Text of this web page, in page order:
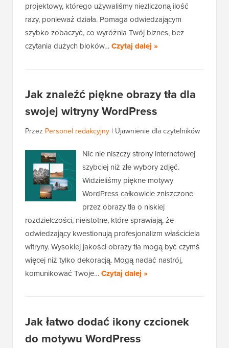
projektowy, którego używaliśmy niezliczoną ilość
razy, ponieważ działa. Pomaga odwiedzającym
szybko zobaczyć, co wyróżnia Twój biznes, bez
czytania dużych bloków…Czytaj dalej »
Jak znaleźć piękne obrazy tła dla
swojej witryny WordPress
Przez Personel redakcyjny | Ujawnienie dla czytelników
Nic nie niszczy strony internetowej
szybciej niż złe wybory zdjęć.
Widzieliśmy piękne motywy
WordPress całkowicie zniszczone
przez obrazy tła o niskiej
rozdzielczości, nieistotne, które sprawiają, że
odwiedzający kwestionują profesjonalizm właściciela
witryny. Wysokiej jakości obrazy tła mogą być czymś
więcej niż tylko dekoracją. Mogą nadać nastrój,
komunikować Twoje…Czytaj dalej »
Jak łatwo dodać ikony czcionek
do motywu WordPress